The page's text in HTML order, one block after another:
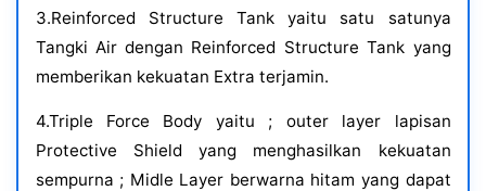
3.Reinforced Structure Tank yaitu satu satunya
Tangki Air dengan Reinforced Structure Tank yang
memberikan kekuatan Extra terjamin.
4.Triple Force Body yaitu ; outer layer lapisan
Protective Shield yang menghasilkan kekuatan
sempurna ; Midle Layer berwarna hitam yang dapat